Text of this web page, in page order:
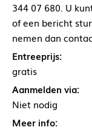
344 07 680. U
of een bericht
nemen dan
Entreeprijs:
gratis
Aanmelden via:
Niet nodig
Meer info: